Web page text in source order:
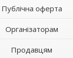
Публічна оферта
Організаторам
Продавцям